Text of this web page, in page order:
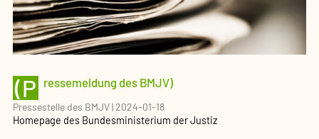
(P ressemeldung des BMJV)
Pressestelle des BMJV|2024-01-18
Homepage des Bundesministerium der Justiz